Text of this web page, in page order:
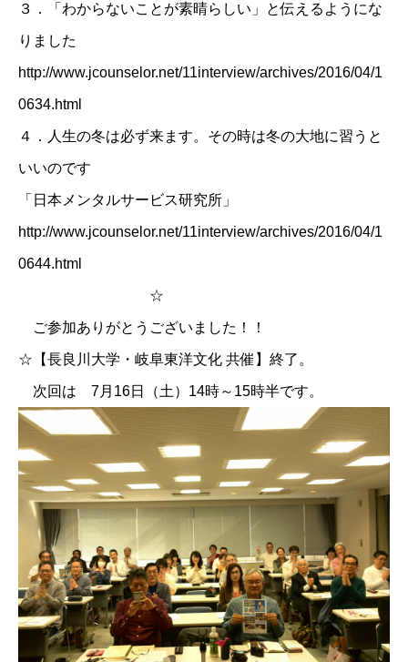
３． 「わからないことが素晴らしい」と伝えるようにな
りました
http://www.jcounselor.net/11interview/archives/2016/04/1
0634.html
４． 人生の冬は必ず来ます。その時は冬の大地に習うと
いいのです
「日本メンタルサービス研究所」
http://www.jcounselor.net/11interview/archives/2016/04/1
0644.html
☆
ご参加ありがとうございました！！
☆【長良川大学・岐阜東洋文化 共催】終了。
次回は 7月16日（土）14時～15時半です。
お問い合わせ 講演会・セミナー情報